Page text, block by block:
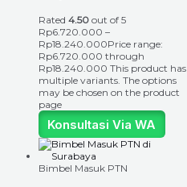
Rated 4.50 out of 5
Rp6.720.000 –
Rp18.240.000Price range:
Rp6.720.000 through
Rp18.240.000 This product has
multiple variants. The options
may be chosen on the product
page
Konsultasi Via WA
Bimbel Masuk PTN